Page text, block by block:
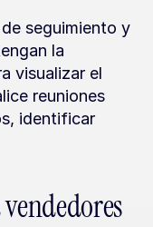
seguimiento y
la
visualizar el
reuniones
identificar